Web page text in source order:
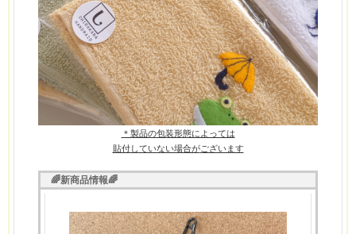
＊製品の包装形態によっては
貼付していない場合がございます
🌈新商品情報🌈